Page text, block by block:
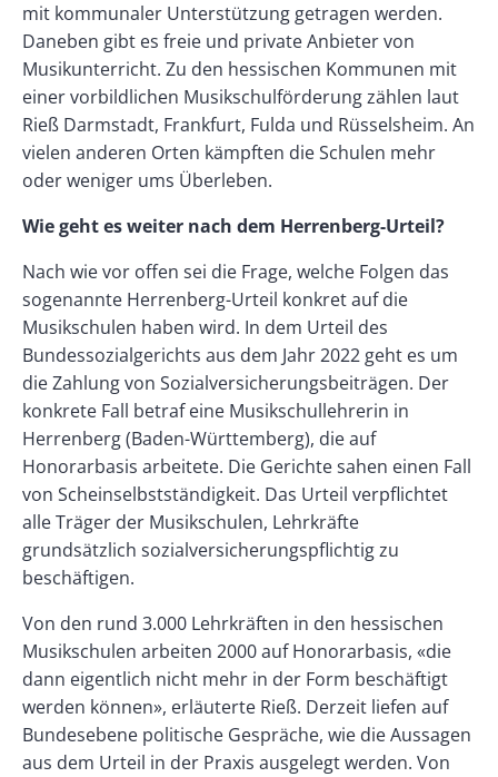
mit kommunaler Unterstützung getragen werden.
Daneben gibt es freie und private Anbieter von
Musikunterricht. Zu den hessischen Kommunen mit
einer vorbildlichen Musikschulförderung zählen laut
Rieß Darmstadt, Frankfurt, Fulda und Rüsselsheim. An
vielen anderen Orten kämpften die Schulen mehr
oder weniger ums Überleben.
Wie geht es weiter nach dem Herrenberg-Urteil?
Nach wie vor offen sei die Frage, welche Folgen das
sogenannte Herrenberg-Urteil konkret auf die
Musikschulen haben wird. In dem Urteil des
Bundessozialgerichts aus dem Jahr 2022 geht es um
die Zahlung von Sozialversicherungsbeiträgen. Der
konkrete Fall betraf eine Musikschullehrerin in
Herrenberg (Baden-Württemberg), die auf
Honorarbasis arbeitete. Die Gerichte sahen einen Fall
von Scheinselbstständigkeit. Das Urteil verpflichtet
alle Träger der Musikschulen, Lehrkräfte
grundsätzlich sozialversicherungspflichtig zu
beschäftigen.
Von den rund 3.000 Lehrkräften in den hessischen
Musikschulen arbeiten 2000 auf Honorarbasis, «die
dann eigentlich nicht mehr in der Form beschäftigt
werden können», erläuterte Rieß. Derzeit liefen auf
Bundesebene politische Gespräche, wie die Aussagen
aus dem Urteil in der Praxis ausgelegt werden. Von